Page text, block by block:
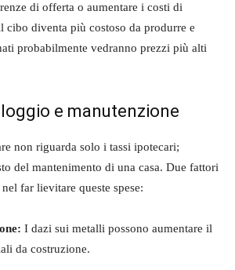
di offerta o aumentare i costi di
cibo diventa più costoso da produrre e
probabilmente vedranno prezzi più alti
e manutenzione
non riguarda solo i tassi ipotecari;
del mantenimento di una casa. Due fattori
far lievitare queste spese:
I dazi sui metalli possono aumentare il
da costruzione.